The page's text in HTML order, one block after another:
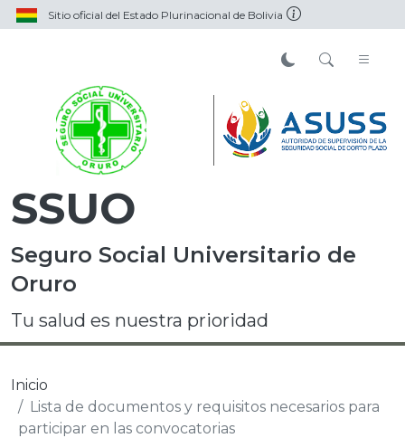
Sitio oficial del Estado Plurinacional de Bolivia
SSUO
Seguro Social Universitario de
Oruro
Tu salud es nuestra prioridad
Inicio
Lista de documentos y requisitos necesarios para
participar en las convocatorias